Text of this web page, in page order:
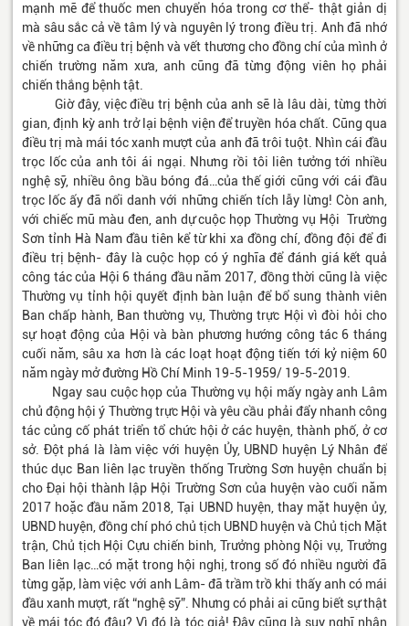
mạnh mẽ để thuốc men chuyển hóa trong cơ thể- thật giản dị
mà sâu sắc cả về tâm lý và nguyên lý trong điều trị. Anh đã nhớ
về những ca điều trị bệnh và vết thương cho đồng chí của mình ở
chiến trường năm xưa, anh cũng đã từng động viên họ phải
chiến thắng bệnh tật.
Giờ đây, việc điều trị bệnh của anh sẽ là lâu dài, từng thời
gian, định kỳ anh trở lại bệnh viện để truyền hóa chất. Cũng qua
điều trị mà mái tóc xanh mượt của anh đã trôi tuột. Nhìn cái đầu
trọc lốc của anh tôi ái ngại. Nhưng rồi tôi liên tưởng tới nhiều
nghệ sỹ, nhiều ông bầu bóng đá…của thế giới cũng với cái đầu
trọc lốc ấy đã nổi danh với những chiến tích lẫy lừng! Còn anh,
với chiếc mũ màu đen, anh dự cuộc họp Thường vụ Hội Trường
Sơn tỉnh Hà Nam đầu tiên kể từ khi xa đồng chí, đồng đội để đi
điều trị bệnh- đây là cuộc họp có ý nghĩa để đánh giá kết quả
công tác của Hội 6 tháng đầu năm 2017, đồng thời cũng là việc
Thường vụ tỉnh hội quyết định bàn luận để bổ sung thành viên
Ban chấp hành, Ban thường vụ, Thường trực Hội vì đòi hỏi cho
sự hoạt động của Hội và bàn phương hướng công tác 6 tháng
cuối năm, sâu xa hơn là các loạt hoạt động tiến tới kỷ niệm 60
năm ngày mở đường Hồ Chí Minh 19-5-1959/ 19-5-2019.
Ngay sau cuộc họp của Thường vụ hội mấy ngày anh Lâm
chủ động hội ý Thường trực Hội và yêu cầu phải đẩy nhanh công
tác củng cố phát triển tổ chức hội ở các huyện, thành phố, ở cơ
sở. Đột phá là làm việc với huyện Ủy, UBND huyện Lý Nhân để
thúc dục Ban liên lạc truyền thống Trường Sơn huyện chuẩn bị
cho Đại hội thành lập Hội Trường Sơn của huyện vào cuối năm
2017 hoặc đầu năm 2018, Tại UBND huyện, thay mặt huyện ủy,
UBND huyện, đồng chí phó chủ tịch UBND huyện và Chủ tịch Mặt
trận, Chủ tịch Hội Cựu chiến binh, Trưởng phòng Nội vụ, Trưởng
Ban liên lạc…có mặt trong hội nghị, trong số đó nhiều người đã
từng gặp, làm việc với anh Lâm- đã trầm trồ khi thấy anh có mái
đầu xanh mượt, rất “nghệ sỹ”. Nhưng có phải ai cũng biết sự thật
về mái tóc đó đâu? Vì đó là tóc giả! Đây cũng là suy nghĩ nhân